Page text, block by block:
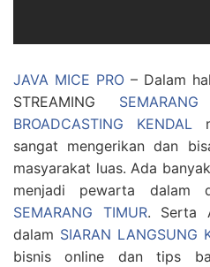
JAVA MICE PRO – Dalam
STREAMING
BROADCASTING KENDAL
sangat mengerikan dan
masyarakat luas. Ada
menjadi pewarta dalam
SEMARANG TIMUR. Serta
dalam SIARAN LANGSUNG
bisnis online dan tips